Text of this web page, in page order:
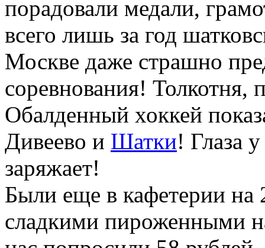
порадовали медали,
всего лишь за год
Москве даже страшно
соревнования!
Обалденный хоккей
Дивеево и Шатки! Глаза
заряжает!
Были еще в кафетерии на
сладкими пироженными